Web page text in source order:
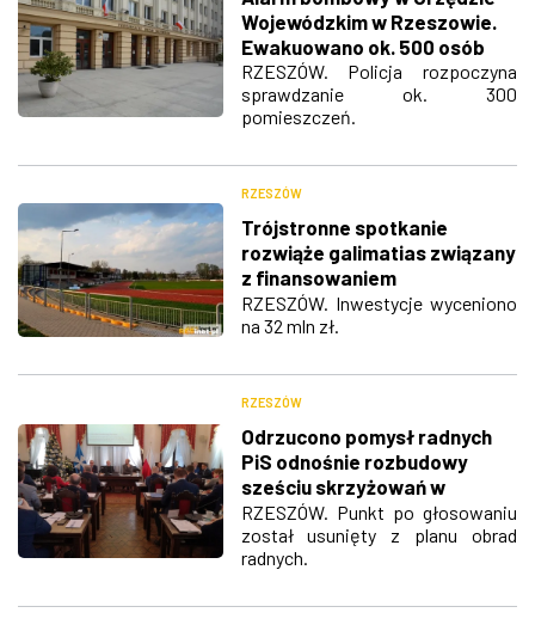
Wojewódzkim w Rzeszowie.
Ewakuowano ok. 500 osób
RZESZÓW. Policja rozpoczyna
sprawdzanie ok. 300
pomieszczeń.
RZESZÓW
Trójstronne spotkanie
rozwiąże galimatias związany
z finansowaniem
Podkarpackiego Centrum
Lekkoatletycznego?
RZESZÓW. Inwestycje wyceniono
na 32 mln zł.
RZESZÓW
Odrzucono pomysł radnych
PiS odnośnie rozbudowy
sześciu skrzyżowań w
Rzeszowie
RZESZÓW. Punkt po głosowaniu
został usunięty z planu obrad
radnych.